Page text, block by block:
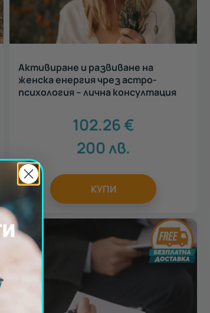
Активиране и развиване на
женска енергия чрез астро-
психология – лична консултация
102.26€
200лв.
КУПИ